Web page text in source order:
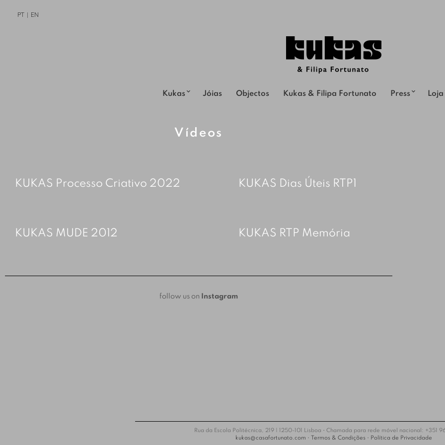
PT EN
Kukas Jóias Objectos Kukas & Filipa Fortunato Press Loja
Vídeos
KUKAS Processo Criativo 2022 KUKAS Dias Úteis RTP1
KUKAS MUDE 2012 KUKAS RTP Memória
follow us on Instagram
Rua da Escola Politécnica, 219 | 1250-101 Lisboa • Chamada para rede móvel nacional: +351
kukas@casafortunato.com • Termos & Condições • Política de Privacidade